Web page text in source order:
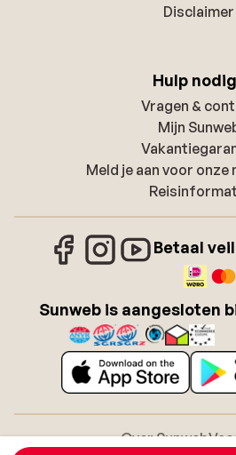
Disclaimer
Hulp
Vragen &
Mijn
Meld je aan voor
Betaal
Sunweb is aangesloten
Over Sunweb